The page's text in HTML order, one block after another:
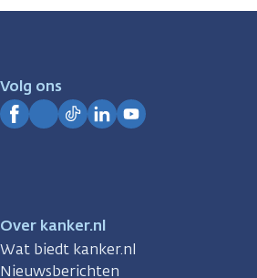
zijn
Volg ons
Over kanker.nl
Wat biedt kanker.nl
Nieuwsberichten